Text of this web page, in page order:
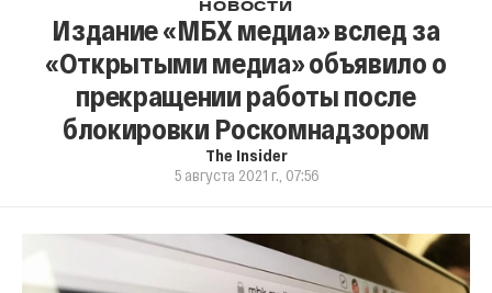
НОВОСТИ
Издание «МБХ медиа» вслед за
«Открытыми медиа» объявило о
прекращении работы после
блокировки Роскомнадзором
The Insider
5 августа 2021 г., 07:56